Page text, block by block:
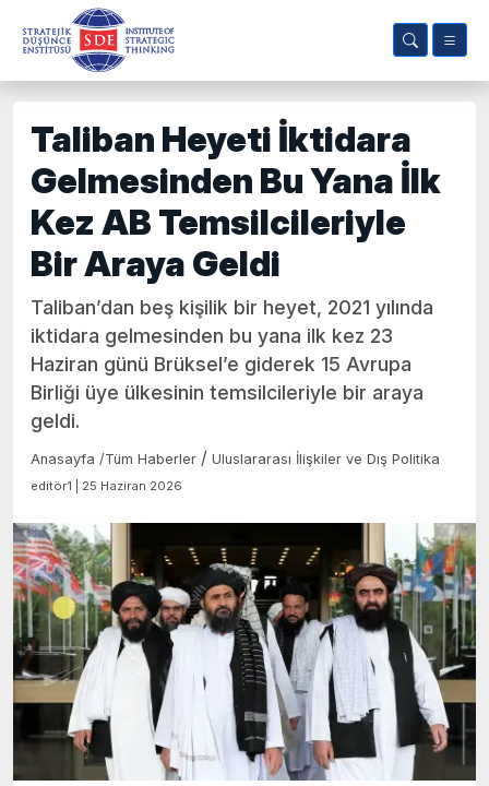
Taliban Heyeti İktidara
Gelmesinden Bu Yana İlk
Kez AB Temsilcileriyle
Bir Araya Geldi
Taliban’dan beş kişilik bir heyet, 2021 yılında
iktidara gelmesinden bu yana ilk kez 23
Haziran günü Brüksel’e giderek 15 Avrupa
Birliği üye ülkesinin temsilcileriyle bir araya
geldi.
Anasayfa /Tüm Haberler / Uluslararası İlişkiler ve Dış Politika
editör1 | 25 Haziran 2026